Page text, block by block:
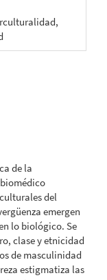
de la
del
emergen
lo biológico. Se
clase y etnicidad
de masculinidad
estigmatiza las